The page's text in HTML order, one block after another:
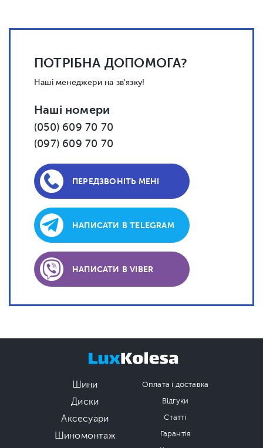
ПОТРІБНА ДОПОМОГА?
Наші менеджери на зв'язку!
Наші номери
(050) 609 70 70
(097) 609 70 70
ПЕРЕДЗВОНІТЬ МЕНІ
НАПИСАТИ В TELEGRAM
НАПИСАТИ В VIBER
Шини
Диски
Аксесуари
Шиномонтаж
Оплата і доставка
Відгуки
Статті
Гарантія